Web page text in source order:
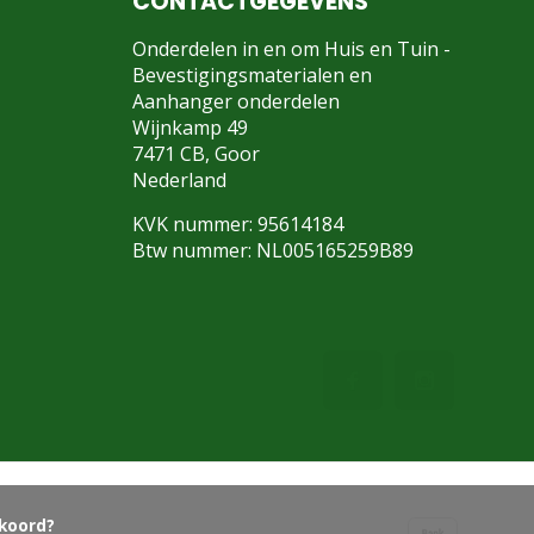
Onderdelen in en om Huis en Tuin -
Bevestigingsmaterialen en
Aanhanger onderdelen
Wijnkamp 49
7471 CB, Goor
Nederland
KVK nummer: 95614184
Btw nummer: NL005165259B89